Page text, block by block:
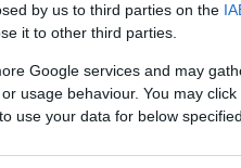
by us to third parties on the
it to other third parties.
Google services and may
usage behaviour. You may
use your data for below
a Horvát Rally
Marczyk lenne